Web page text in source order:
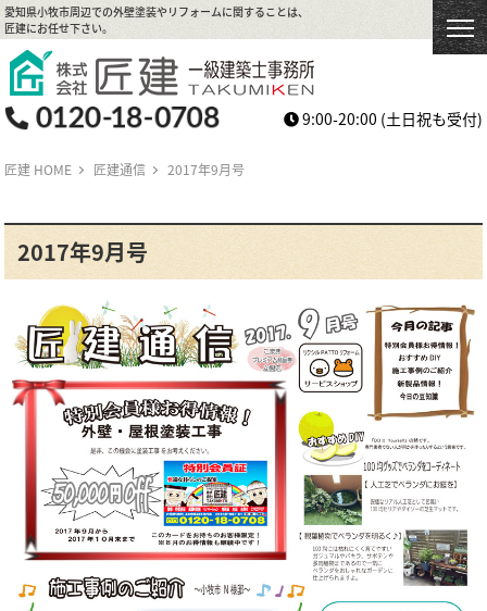
愛知県小牧市周辺での外壁塗装やリフォームに関することは、
匠建にお任せ下さい。
9:00-20:00 (土日祝も受付)
匠建 HOME 匠建通信 2017年9月号
2017年9月号